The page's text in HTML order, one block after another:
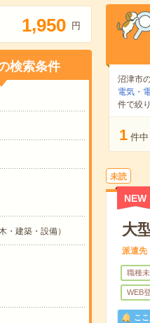
1,950 円
検索条件
・建築・設備）
沼津市
電気・電
件で絞
1 件中
未読
NEW
大
派遣先
職種
WEB
こ